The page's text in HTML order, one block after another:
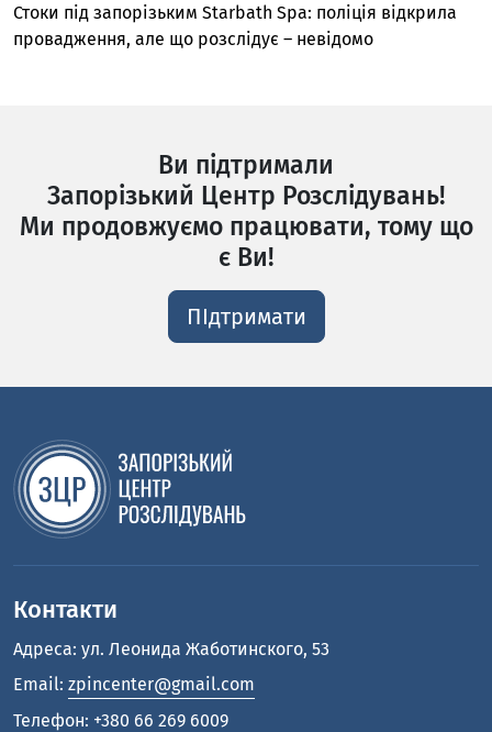
Стоки під запорізьким Starbath Spa: поліція відкрила
провадження, але що розслідує – невідомо
Ви підтримали
Запорізький Центр Розслідувань!
Ми продовжуємо працювати, тому що
є Ви!
ПІдтримати
Контакти
Адреса: ул. Леонида Жаботинского, 53
Email: zpincenter@gmail.com
Телефон: +380 66 269 6009